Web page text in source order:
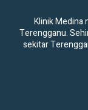
Klinik Medina
Terengganu.
sekitar